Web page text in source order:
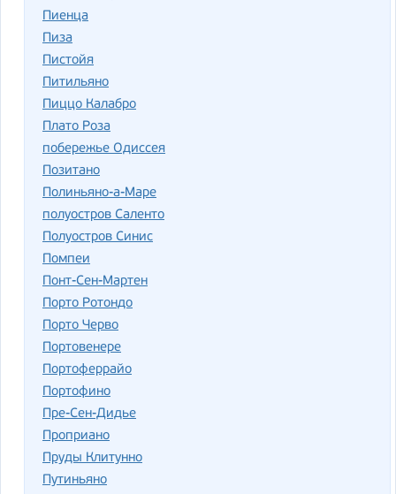
Пиенца
Пиза
Пистойя
Питильяно
Пиццо Калабро
Плато Роза
побережье Одиссея
Позитано
Полиньяно-а-Маре
полуостров Саленто
Полуостров Синис
Помпеи
Понт-Сен-Мартен
Порто Ротондо
Порто Черво
Портовенере
Портоферрайо
Портофино
Пре-Сен-Дидье
Проприано
Пруды Клитунно
Путиньяно